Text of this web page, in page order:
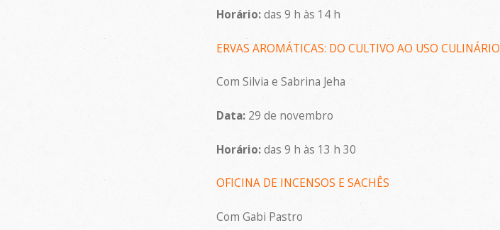
Horário:das 9 h às 14 h
ERVAS AROMÁTICAS: DO CULTIVO AO USO CULINÁRIO
Com Silvia e Sabrina Jeha
Data: 29 de novembro
Horário:das 9 h às 13 h 30
OFICINA DE INCENSOS E SACHÊS
Com Gabi Pastro